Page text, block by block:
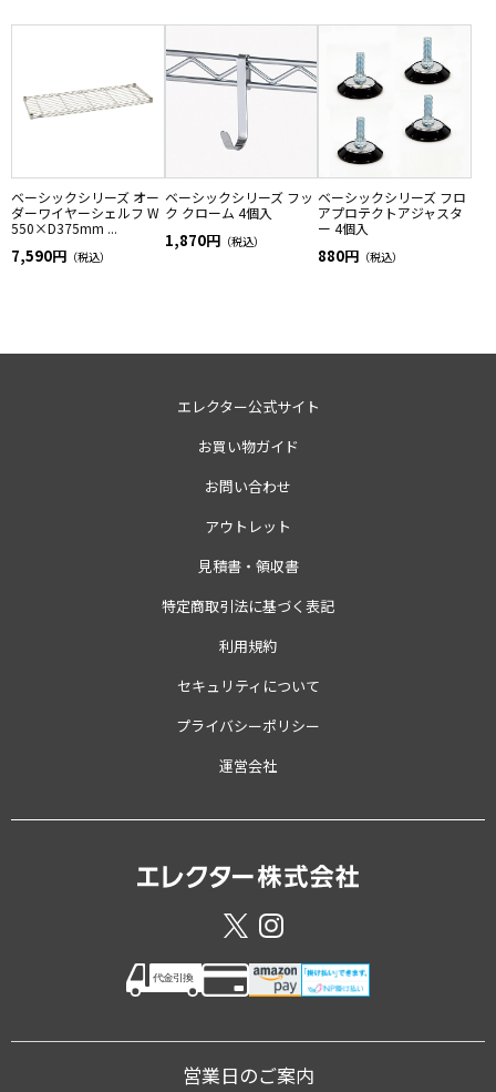
ベーシックシリーズ オー
ダーワイヤーシェルフ W
550×D375mm ...
7,590円 （税込）
ベーシックシリーズ フッ
ク クローム 4個入
1,870円（税込）
ベーシックシリーズ フロ
アプロテクトアジャスタ
ー 4個入
880円 （税込）
エレクター公式サイト
お買い物ガイド
お問い合わせ
アウトレット
見積書・領収書
特定商取引法に基づく表記
利用規約
セキュリティについて
プライバシーポリシー
運営会社
営業日のご案内